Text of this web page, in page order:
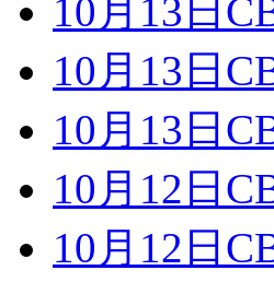
10月13日
10月13日
10月13日
10月12日
10月12日